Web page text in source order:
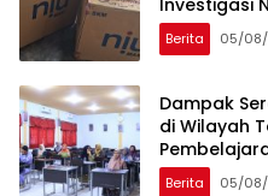
Sponsor
45
Berita 05/
Dampak
di Wilayah
Berita 05/